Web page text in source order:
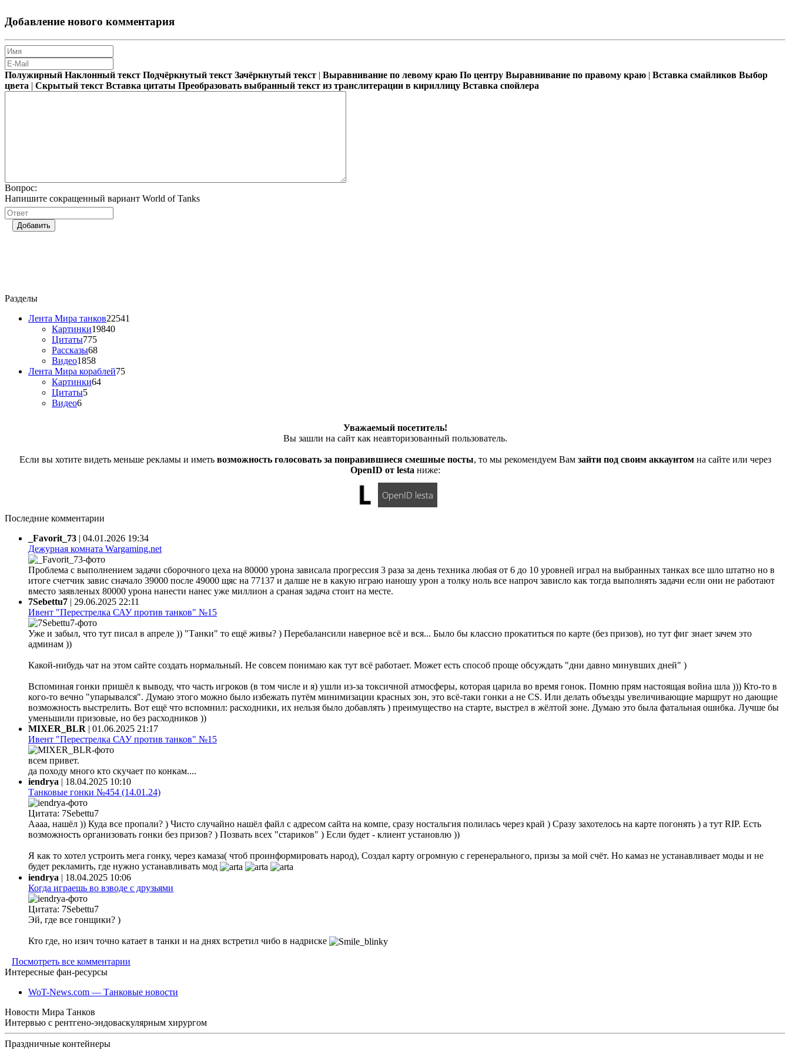
Добавление нового комментария
Полужирный Наклонный текст Подчёркнутый текст Зачёркнутый текст | Выравнивание по левому краю По центру Выравнивание по правому краю | Вставка смайликов Выбор
цвета | Скрытый текст Вставка цитаты Преобразовать выбранный текст из транслитерации в кириллицу Вставка спойлера
Вопрос:
Напишите сокращенный вариант World of Tanks
Добавить
Разделы
Лента Мира танков22541
Картинки19840
Цитаты775
Рассказы68
Видео1858
Лента Мира кораблей75
Картинки64
Цитаты5
Видео6
Уважаемый посетитель!
Вы зашли на сайт как неавторизованный пользователь.
Если вы хотите видеть меньше рекламы и иметь возможность голосовать за понравившиеся смешные посты, то мы рекомендуем Вам зайти под своим аккаунтомна сайте или через
OpenID от lesta ниже:
OpenID lesta
Последние комментарии
_Favorit_73 | 04.01.2026 19:34
Дежурная комната Wargaming.net
Проблема с выполнением задачи сборочного цеха на 80000 урона зависала прогрессия 3 раза за день техника любая от 6 до 10 уровней играл на выбранных танках все шло штатно но в
итоге счетчик завис сначало 39000 после 49000 щяс на 77137 и далше не в какую играю наношу урон а толку ноль все напроч зависло как тогда выполнять задачи если они не работают
вместо заявленых 80000 урона нанести нанес уже миллион а сраная задача стоит на месте.
7Sebettu7 | 29.06.2025 22:11
Ивент "Перестрелка САУ против танков" №15
Уже и забыл, что тут писал в апреле )) "Танки" то ещё живы? ) Перебалансили наверное всё и вся... Было бы классно прокатиться по карте (без призов), но тут фиг знает зачем это
админам ))
Какой-нибудь чат на этом сайте создать нормальный. Не совсем понимаю как тут всё работает. Может есть способ проще обсуждать "дни давно минувших дней" )
Вспоминая гонки пришёл к выводу, что часть игроков (в том числе и я) ушли из-за токсичной атмосферы, которая царила во время гонок. Помню прям настоящая война шла ))) Кто-то в
кого-то вечно "упарывался". Думаю этого можно было избежать путём минимизации красных зон, это всё-таки гонки а не CS. Или делать объезды увеличивающие маршрут но дающие
возможность выстрелить. Вот ещё что вспомнил: расходники, их нельзя было добавлять ) преимущество на старте, выстрел в жёлтой зоне. Думаю это была фатальная ошибка. Лучше бы
уменьшили призовые, но без расходников ))
MIXER_BLR | 01.06.2025 21:17
Ивент "Перестрелка САУ против танков" №15
всем привет.
да походу много кто скучает по конкам....
iendrya | 18.04.2025 10:10
Танковые гонки №454 (14.01.24)
Цитата: 7Sebettu7
Аааа, нашёл )) Куда все пропали? ) Чисто случайно нашёл файл с адресом сайта на компе, сразу ностальгия полилась через край ) Сразу захотелось на карте погонять ) а тут RIP. Есть
возможность организовать гонки без призов? ) Позвать всех "стариков" ) Если будет - клиент установлю ))
Я как то хотел устроить мега гонку, через камаза( чтоб проинформировать народ), Создал карту огромную с геренерального, призы за мой счёт. Но камаз не устанавливает моды и не
будет рекламить, где нужно устанавливать мод
iendrya | 18.04.2025 10:06
Когда играешь во взводе с друзьями
Цитата: 7Sebettu7
Эй, где все гонщики? )
Кто где, но изич точно катает в танки и на днях встретил чибо в надриске
Посмотреть все комментарии
Интересные фан-ресурсы
WoT-News.com — Танковые новости
Новости Мира Танков
Интервью с рентгено-эндоваскулярным хирургом
Праздничные контейнеры